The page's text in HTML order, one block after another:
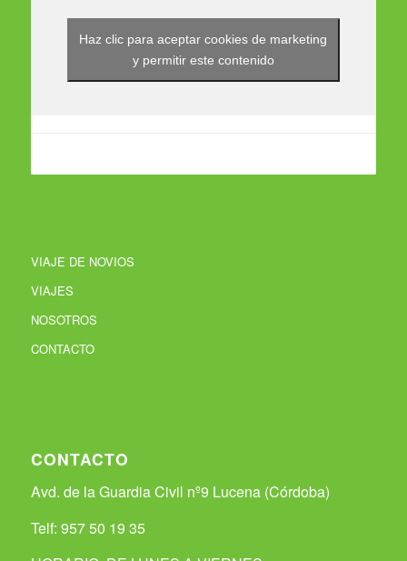
Haz clic para aceptar cookies de marketing
y permitir este contenido
VIAJE DE NOVIOS
VIAJES
NOSOTROS
CONTACTO
CONTACTO
Avd. de la Guardia Civil nº9 Lucena (Córdoba)
Telf: 957 50 19 35